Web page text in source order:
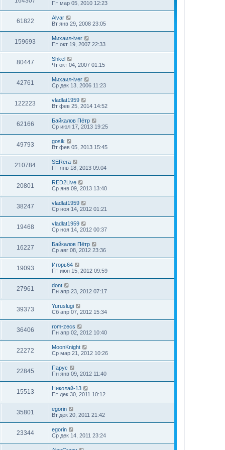
Пт мар 05, 2010 12:23
61822
Alvar
Вт янв 29, 2008 23:05
159693
Михаил-iver
Пт окт 19, 2007 22:33
80447
Shkel
Чт окт 04, 2007 01:15
42761
Михаил-iver
Ср дек 13, 2006 11:23
122223
vladlat1959
Вт фев 25, 2014 14:52
62166
Байкалов Пётр
Ср июл 17, 2013 19:25
49793
gosik
Вт фев 05, 2013 15:45
210784
SERега
Пт янв 18, 2013 09:04
20801
RED2Live
Ср янв 09, 2013 13:40
38247
vladlat1959
Ср ноя 14, 2012 01:21
19468
vladlat1959
Ср ноя 14, 2012 00:37
16227
Байкалов Пётр
Ср авг 08, 2012 23:36
19093
Игорь64
Пт июн 15, 2012 09:59
27961
dont
Пн апр 23, 2012 07:17
39373
Yuruslugi
Сб апр 07, 2012 15:34
36406
rom-zecs
Пн апр 02, 2012 10:40
22272
MoonKnight
Ср мар 21, 2012 10:26
22845
Парус
Пн янв 09, 2012 11:40
15513
Николай-13
Пт дек 30, 2011 10:12
35801
egorin
Вт дек 20, 2011 21:42
23344
egorin
Ср дек 14, 2011 23:24